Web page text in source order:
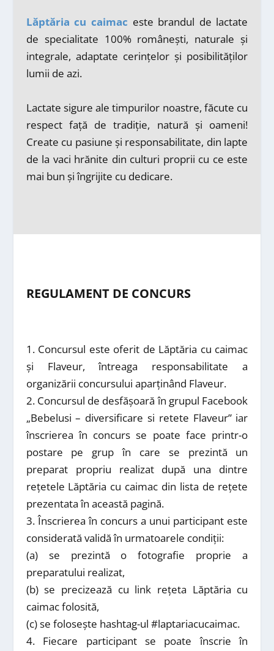
Lăptăria cu caimac este brandul de lactate
de specialitate 100% românești, naturale și
integrale, adaptate cerințelor și posibilităților
lumii de azi.
Lactate sigure ale timpurilor noastre, făcute cu
respect față de tradiție, natură și oameni!
Create cu pasiune și responsabilitate, din lapte
de la vaci hrănite din culturi proprii cu ce este
mai bun și îngrijite cu dedicare.
REGULAMENT DE CONCURS
1. Concursul este oferit de Lăptăria cu caimac
și Flaveur, întreaga responsabilitate a
organizării concursului aparținând Flaveur.
2. Concursul de desfășoară în grupul Facebook
„Bebelusi – diversificare si retete Flaveur” iar
înscrierea în concurs se poate face printr-o
postare pe grup în care se prezintă un
preparat propriu realizat după una dintre
rețetele Lăptăria cu caimac din lista de rețete
prezentata în această pagină.
3. Înscrierea în concurs a unui participant este
considerată validă în urmatoarele condiții:
(a) se prezintă o fotografie proprie a
preparatului realizat,
(b) se precizează cu link rețeta Lăptăria cu
caimac folosită,
(c) se folosește hashtag-ul #laptariacucaimac.
4. Fiecare participant se poate înscrie în